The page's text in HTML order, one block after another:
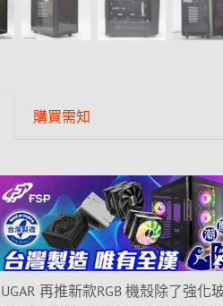
購買需知
再推新款RGB 機殼除了強